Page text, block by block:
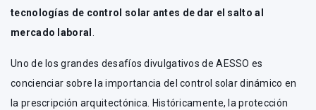
tecnologías de control solar antes de dar el salto al
mercado laboral
Uno de los grandes desafíos divulgativos de AESSO es
concienciar sobre la importancia del control solar dinámico en
la prescripción arquitectónica. Históricamente, la protección